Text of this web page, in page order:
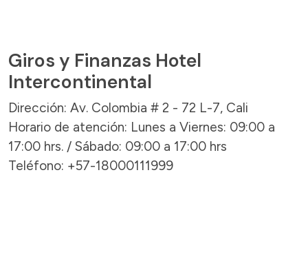
Giros y Finanzas Hotel
Intercontinental
Dirección: Av. Colombia # 2 - 72 L-7, Cali
Horario de atención: Lunes a Viernes: 09:00 a
17:00 hrs. / Sábado: 09:00 a 17:00 hrs
Teléfono: +57-18000111999